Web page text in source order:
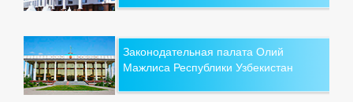
Законодательная палата Олий
Мажлиса Республики Узбекистан